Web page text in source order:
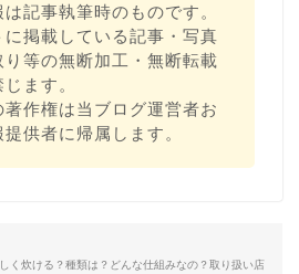
記事執筆時のものです。
に掲載している記事・写真
り等の無断加工・無断転載
ます。
著作権は当ブログ運営者お
提供者に帰属します。
く炊ける？種類は？どんな仕組みなの？取り扱い店